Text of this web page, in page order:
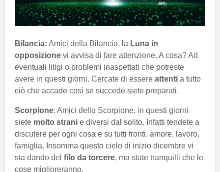
Bilancia: Amici della Bilancia, la Luna in
opposizione vi avvisa di fare attenzione. A cosa? Ad
eventuali litigi o problemi inaspettati che potreste
avere in questi giorni. Cercate di essere attenti a tutto
ciò che accade così se succede siete preparati.
Scorpione: Amici dello Scorpione, in questi giorni
siete molto strani e diversi dal solito. Infatti tendete a
discutere per ogni cosa e su tutti fronti, amore, lavoro,
famiglia. Insomma questo cielo di inizio dicembre vi
sta dando del filo da torcere, ma state tranquilli che le
cose miglioreranno.